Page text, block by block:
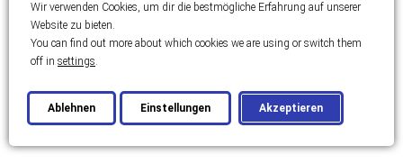
Neuigkeiten / Blog
Über uns
Über uns
Partner
Wir verwenden Cookies, um dir die bestmögliche Erfahrung auf unserer
Website zu bieten.
You can find out more about which cookies we are using or switch them
off in settings.
Akzeptieren
Ablehnen Einstellungen